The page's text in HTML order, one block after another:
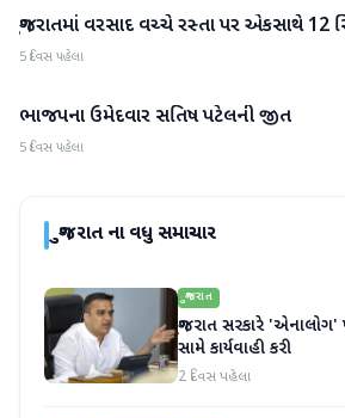
ગુજરાત
ગુજરાતમાં વરસાદ વચ્ચે રસ્તા પર એકસાથે 12
5 દિવસ પહેલા
ગુજરાત
ભાજપના ઉમેદવાર સતિષ પટેલની જીત
5 દિવસ પહેલા
ગુજરાતના વધુ સમાચાર
ગુજરાત
ગુજરાત સરકારે
સામે કાર્યવાહી કરી
2 દિવસ પહેલા